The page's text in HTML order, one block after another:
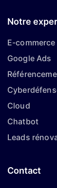
Notre
E-commerce
Google Ads
Cloud
Chatbot
Leads
Contact